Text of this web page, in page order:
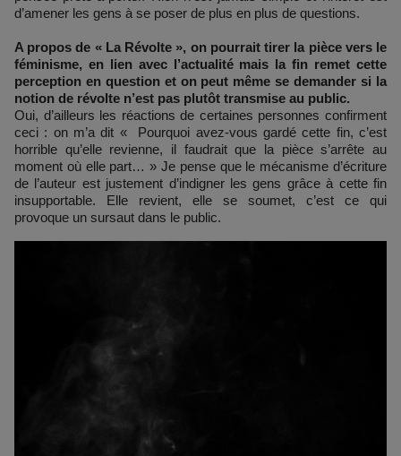
d’amener les gens à se poser de plus en plus de questions.
A propos de « La Révolte », on pourrait tirer la pièce vers le
féminisme, en lien avec l’actualité mais la fin remet cette
perception en question et on peut même se demander si la
notion de révolte n’est pas plutôt transmise au public.
Oui, d’ailleurs les réactions de certaines personnes confirment
ceci : on m’a dit « Pourquoi avez-vous gardé cette fin, c’est
horrible qu’elle revienne, il faudrait que la pièce s’arrête au
moment où elle part… » Je pense que le mécanisme d’écriture
de l’auteur est justement d’indigner les gens grâce à cette fin
insupportable. Elle revient, elle se soumet, c’est ce qui
provoque un sursaut dans le public.